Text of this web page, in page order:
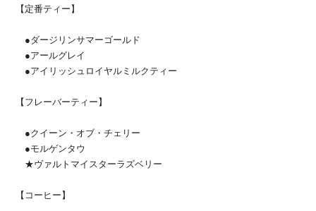
【定番ティー】
●ダージリンサマーゴールド
●アールグレイ
●アイリッシュロイヤルミルクティー
【フレーバーティー】
●クイーン・オブ・チェリー
●モルゲンタウ
★ヴァルトマイスターラズベリー
【コーヒー】